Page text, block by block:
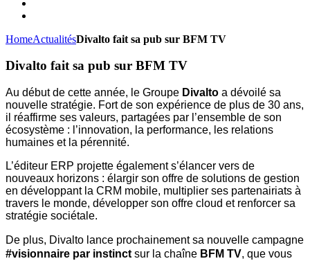
HomeActualitésDivalto fait sa pub sur BFM TV
Divalto fait sa pub sur BFM TV
Au début de cette année, le Groupe Divalto a dévoilé sa
nouvelle stratégie. Fort de son expérience de plus de 30 ans,
il réaffirme ses valeurs, partagées par l’ensemble de son
écosystème : l’innovation, la performance, les relations
humaines et la pérennité.
L’éditeur ERP projette également s’élancer vers de
nouveaux horizons : élargir son offre de solutions de gestion
en développant la CRM mobile, multiplier ses partenairiats à
travers le monde, développer son offre cloud et renforcer sa
stratégie sociétale.
De plus, Divalto lance prochainement sa nouvelle campagne
#visionnaire par instinct sur la chaîne BFM TV, que vous